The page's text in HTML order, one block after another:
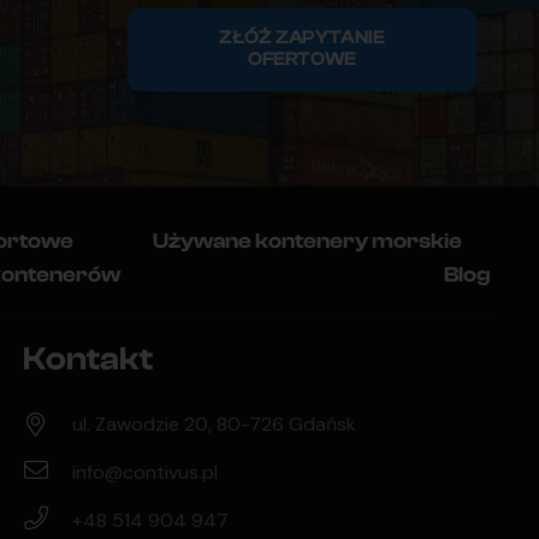
ZŁÓŻ ZAPYTANIE
OFERTOWE
Używane kontenery morskie
Blog
Kontakt
ul. Zawodzie 20, 80-726 Gdańsk
info@contivus.pl
+48 514 904 947